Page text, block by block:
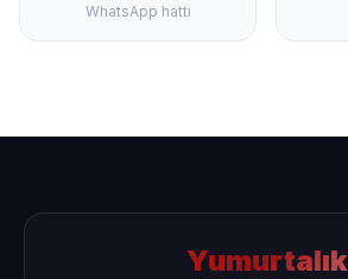
WhatsApp hattı
Yumurtalık